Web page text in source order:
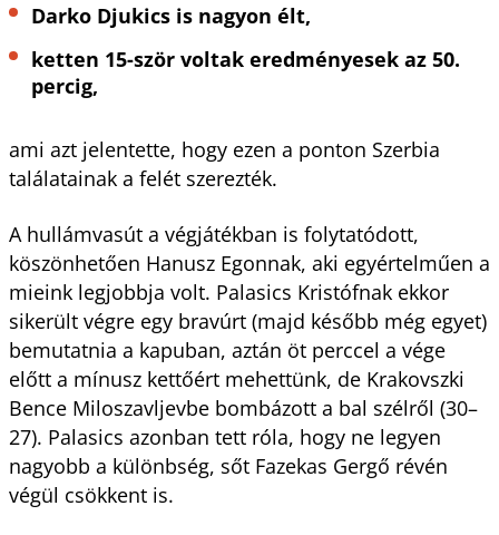
Darko Djukics is nagyon élt,
ketten 15-ször voltak eredményesek az 50.
percig,
ami azt jelentette, hogy ezen a ponton Szerbia
találatainak a felét szerezték.
A hullámvasút a végjátékban is folytatódott,
köszönhetően Hanusz Egonnak, aki egyértelműen a
mieink legjobbja volt. Palasics Kristófnak ekkor
sikerült végre egy bravúrt (majd később még egyet)
bemutatnia a kapuban, aztán öt perccel a vége
előtt a mínusz kettőért mehettünk, de Krakovszki
Bence Miloszavljevbe bombázott a bal szélről (30–
27). Palasics azonban tett róla, hogy ne legyen
nagyobb a különbség, sőt Fazekas Gergő révén
végül csökkent is.